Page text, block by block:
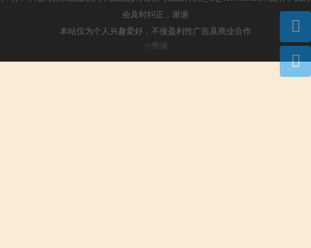
会及时纠正，谢谢
本站仅为个人兴趣爱好，不接盈利性广告及商业合作
小男孩